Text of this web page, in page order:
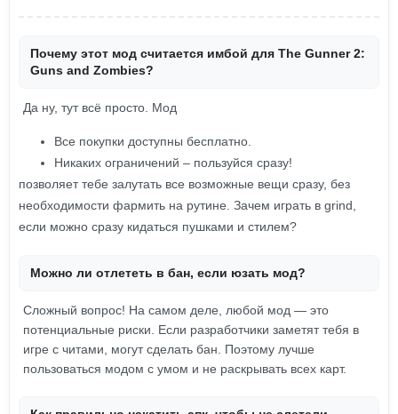
Почему этот мод считается имбой для The Gunner 2:
Guns and Zombies?
Да ну, тут всё просто. Мод
Все покупки доступны бесплатно.
Никаких ограничений – пользуйся сразу!
позволяет тебе залутать все возможные вещи сразу, без
необходимости фармить на рутине. Зачем играть в grind,
если можно сразу кидаться пушками и стилем?
Можно ли отлететь в бан, если юзать мод?
Сложный вопрос! На самом деле, любой мод — это
потенциальные риски. Если разработчики заметят тебя в
игре с читами, могут сделать бан. Поэтому лучше
пользоваться модом с умом и не раскрывать всех карт.